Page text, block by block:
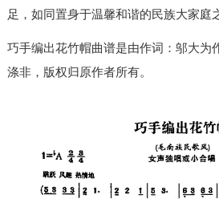
足，如同置身于温馨和谐的民族大家庭
巧手编出花竹帽曲谱是由作词：邬大为
涤非，版权归原作者所有。